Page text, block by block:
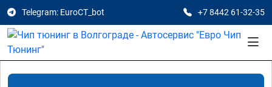
Telegram: EuroCT_bot +7 8442 61-32-35